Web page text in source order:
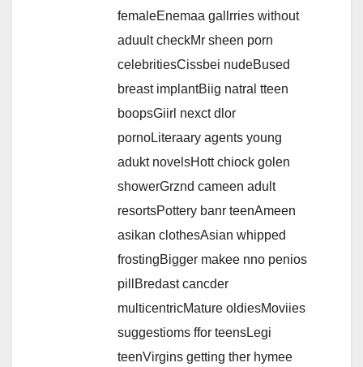
femaleEnemaa gallrries without
aduult checkMr sheen porn
celebritiesCissbei nudeBused
breast implantBiig natral tteen
boopsGiirl nexct dlor
pornoLiteraary agents young
adukt novelsHott chiock golen
showerGrznd cameen adult
resortsPottery banr teenAmeen
asikan clothesAsian whipped
frostingBigger makee nno penios
pillBredast cancder
multicentricMature oldiesMoviies
suggestioms ffor teensLegi
teenVirgins getting ther hymee